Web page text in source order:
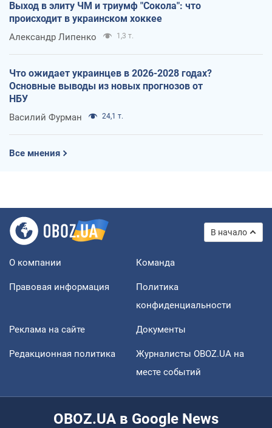
Выход в элиту ЧМ и триумф "Сокола": что
происходит в украинском хоккее
Александр Липенко 1,3 т.
Что ожидает украинцев в 2026-2028 годах?
Основные выводы из новых прогнозов от
НБУ
Василий Фурман 24,1 т.
Все мнения
В начало
О компании Команда
Правовая информация
Политика
конфиденциальности
Реклама на сайте Документы
Редакционная политика
Журналисты OBOZ.UA на
месте событий
OBOZ.UA в Google News